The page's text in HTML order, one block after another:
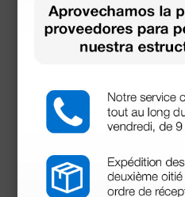
Set laringoscopio F.O.
499,00 €